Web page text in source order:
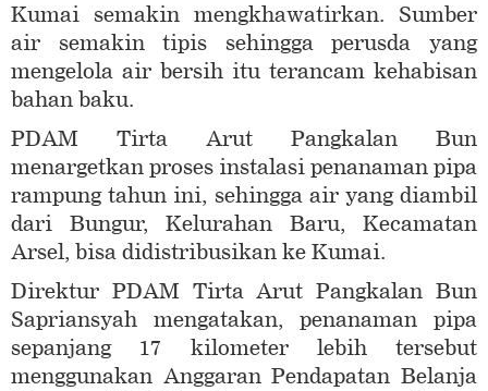
Kumai semakin mengkhawatirkan. Sumber
air semakin tipis sehingga perusda yang
mengelola air bersih itu terancam kehabisan
bahan baku.
PDAM Tirta Arut Pangkalan Bun
menargetkan proses instalasi penanaman pipa
rampung tahun ini, sehingga air yang diambil
dari Bungur, Kelurahan Baru, Kecamatan
Arsel, bisa didistribusikan ke Kumai.
Direktur PDAM Tirta Arut Pangkalan Bun
Sapriansyah mengatakan, penanaman pipa
sepanjang 17 kilometer lebih tersebut
menggunakan Anggaran Pendapatan Belanja